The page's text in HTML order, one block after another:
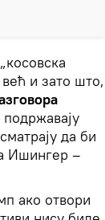
и зато што,
подржавају
да би
Ишингер –
ако отвори